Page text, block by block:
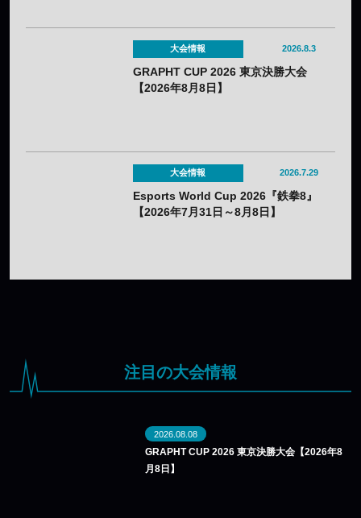
大会情報 2026.8.3
GRAPHT CUP 2026 東京決勝大会
【2026年8月8日】
大会情報 2026.7.29
Esports World Cup 2026『鉄拳8』
【2026年7月31日～8月8日】
注目の大会情報
2026.08.08
GRAPHT CUP 2026 東京決勝大会【2026年8
月8日】